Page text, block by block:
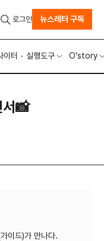
이터 실행도구 O'story
로그인 뉴스레터 구독
서📸
이드)가 만나다.